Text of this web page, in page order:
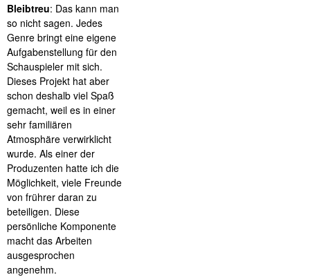
Bleibtreu: Das kann man
so nicht sagen. Jedes
Genre bringt eine eigene
Aufgabenstellung für den
Schauspieler mit sich.
Dieses Projekt hat aber
schon deshalb viel Spaß
gemacht, weil es in einer
sehr familiären
Atmosphäre verwirklicht
wurde. Als einer der
Produzenten hatte ich die
Möglichkeit, viele Freunde
von frührer daran zu
beteiligen. Diese
persönliche Komponente
macht das Arbeiten
ausgesprochen
angenehm.